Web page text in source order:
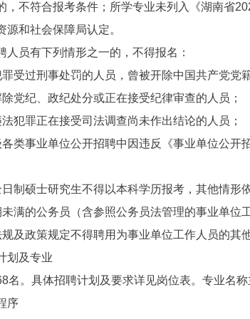
，不符合报考条件；所学专业未列入《湖南省
源和社会保障局认定。
人员有下列情形之一的，不得报名：
受过刑事处罚的人员，曾被开除中国共产党党
党纪、政纪处分或正在接受纪律审查的人员；
犯罪正在接受司法调查尚未作出结论的人员；
类事业单位公开招聘中因违反《事业单位公
制硕士研究生不得以本科学历报考，其他情形
满的公务员（含参照公务员法管理的事业单位
及政策规定不得聘用为事业单位工作人员的其
划及专业
名。具体招聘计划及要求详见岗位表。专业名
序